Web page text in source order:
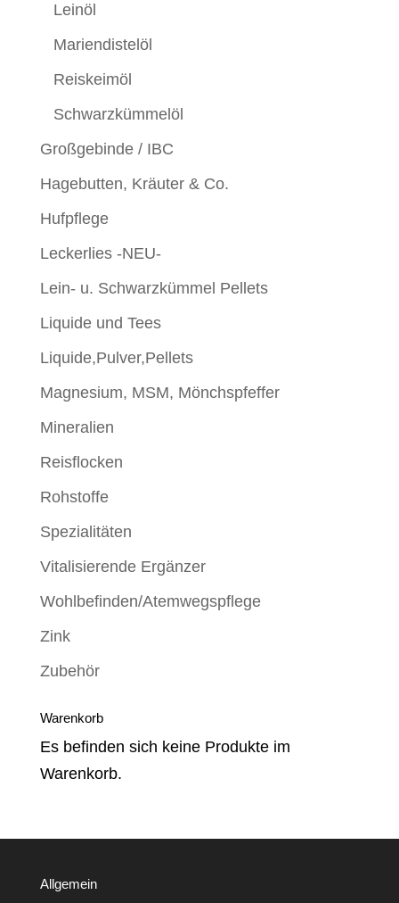
Leinöl
Mariendistelöl
Reiskeimöl
Schwarzkümmelöl
Großgebinde / IBC
Hagebutten, Kräuter & Co.
Hufpflege
Leckerlies -NEU-
Lein- u. Schwarzkümmel Pellets
Liquide und Tees
Liquide,Pulver,Pellets
Magnesium, MSM, Mönchspfeffer
Mineralien
Reisflocken
Rohstoffe
Spezialitäten
Vitalisierende Ergänzer
Wohlbefinden/Atemwegspflege
Zink
Zubehör
Warenkorb
Es befinden sich keine Produkte im
Warenkorb.
Allgemein